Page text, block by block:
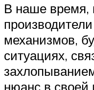
В наше время,
механизмов,
ситуациях,
нюанс в своей